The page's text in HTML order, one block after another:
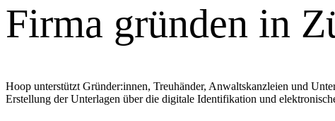
Firma gründen in
Hoop unterstützt Gründer:innen, Treuhänder, Anwaltskanzleien und
Erstellung der Unterlagen über die digitale Identifikation und